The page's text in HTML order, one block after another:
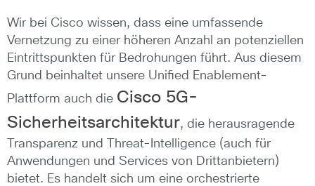
Wir bei Cisco wissen, dass eine umfassende
Vernetzung zu einer höheren Anzahl an potenziellen
Eintrittspunkten für Bedrohungen führt. Aus diesem
Grund beinhaltet unsere Unified Enablement-
Plattform auch die Cisco 5G-
Sicherheitsarchitektur, die herausragende
Transparenz und Threat-Intelligence (auch für
Anwendungen und Services von Drittanbietern)
bietet. Es handelt sich um eine orchestrierte